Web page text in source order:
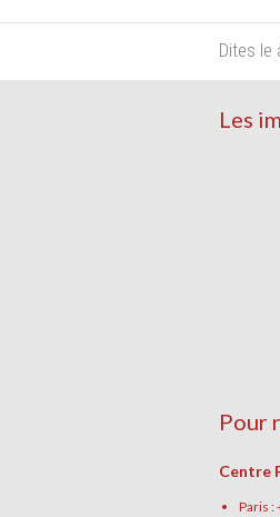
Dites le
Les
Pour
Centre
Paris :